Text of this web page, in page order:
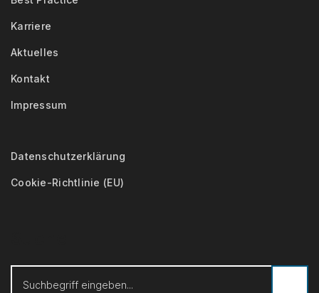
Karriere
Aktuelles
Kontakt
Impressum
Datenschutzerklärung
Cookie-Richtlinie (EU)